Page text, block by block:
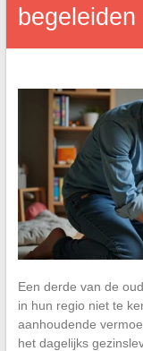
begeleiden
Een derde van de
in hun regio niet te
aanhoudende
het dagelijks